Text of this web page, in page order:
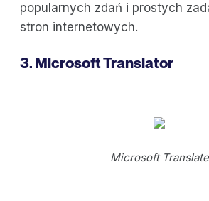
popularnych zdań i prostych
stron internetowych.
3. Microsoft Translator
Microsoft Translate